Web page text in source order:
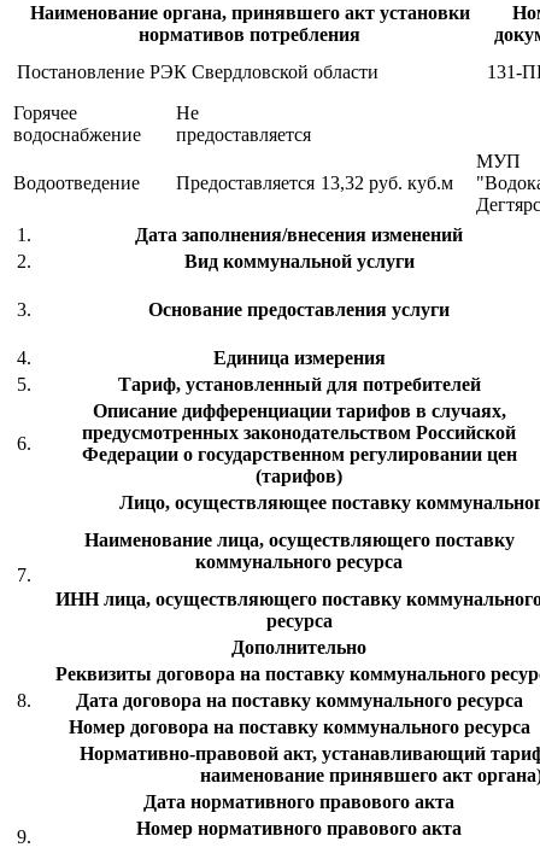
Наименование органа, принявшего акт установки
нормативов потребления
Постановление РЭК Свердловской области
131-
Горячее
водоснабжение
Не
предоставляется
Водоотведение Предоставляется 13,32 руб. куб.м
МУП
1.
Дата заполнения/внесения изменений
2.
Вид коммунальной услуги
3. Основание предоставления услуги
4.
Единица измерения
5.
Тариф, установленный для потребителей
6.
Описание дифференциации тарифов в случаях,
предусмотренных законодательством Российской
Федерации о государственном регулировании цен
(тарифов)
7.
Лицо, осуществляющее поставку
Наименование лица, осуществляющего поставку
коммунального ресурса
ИНН лица, осуществляющего поставку
ресурса
Дополнительно
8.
Реквизиты договора на поставку коммунального
Дата договора на поставку коммунального ресурса
Номер договора на поставку коммунального ресурса
9.
Нормативно-правовой акт, устанавливающий
наименование принявшего акт
Дата нормативного правового акта
Номер нормативного правового акта